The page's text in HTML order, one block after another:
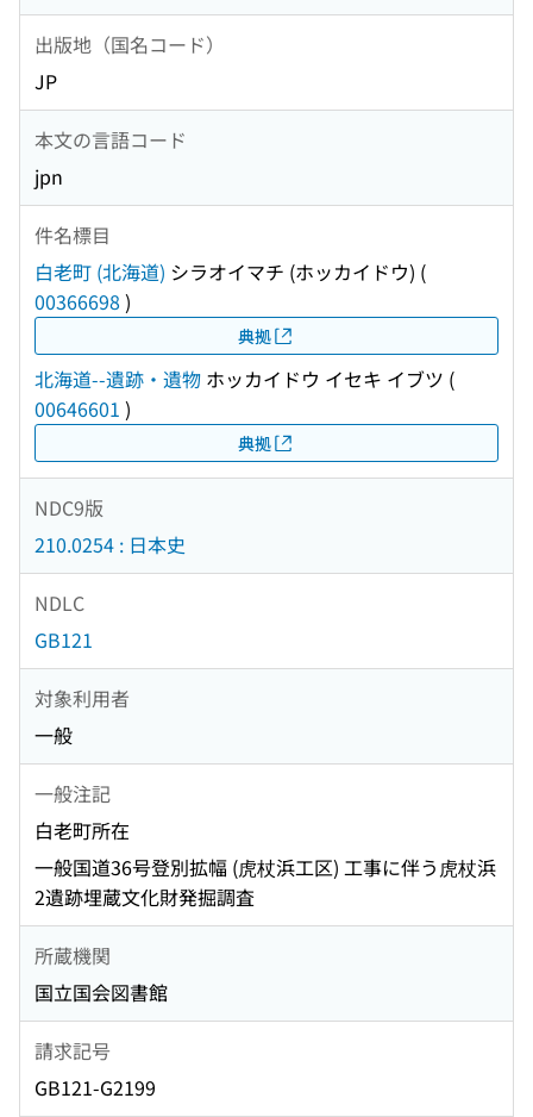
出版地（国名コード）
JP
本文の言語コード
jpn
件名標目
白老町 (北海道) シラオイマチ (ホッカイドウ) (
00366698 )
典拠
北海道--遺跡・遺物 ホッカイドウ イセキ イブツ (
00646601 )
典拠
NDC9版
210.0254 : 日本史
NDLC
GB121
対象利用者
一般
一般注記
白老町所在
一般国道36号登別拡幅 (虎杖浜工区) 工事に伴う虎杖浜
2遺跡埋蔵文化財発掘調査
所蔵機関
国立国会図書館
請求記号
GB121-G2199